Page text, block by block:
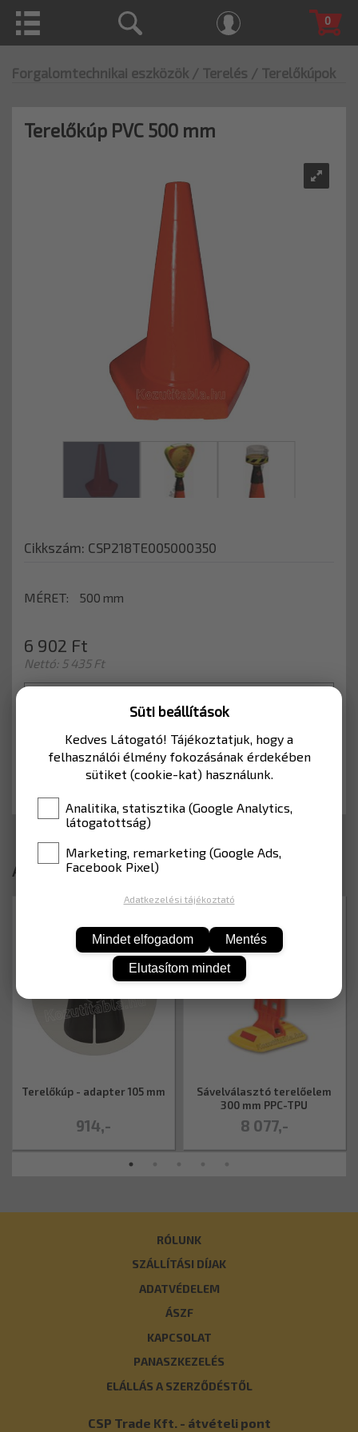
0
Forgalomtechnikai eszközök / Terelés / Terelőkúpok
Terelőkúp PVC 500 mm
Cikkszám: CSP218TE005000350
MÉRET 500 mm
6 902 Ft
Nettó: 5 435 Ft
KOSÁRBA
Ajánlott termékek
914,-
Terelőkúp - adapter 105 mm
8 077,-
Sávelválasztó terelőelem
300 mm PPC-TPU
RÓLUNK
SZÁLLÍTÁSI DÍJAK
ADATVÉDELEM
ÁSZF
KAPCSOLAT
PANASZKEZELÉS
ELÁLLÁS A SZERZŐDÉSTŐL
CSP Trade Kft. - átvételi pont
Süti beállítások
Kedves Látogató! Tájékoztatjuk, hogy a
felhasználói élmény fokozásának érdekében
sütiket (cookie-kat) használunk.
Analitika, statisztika (Google Analytics,
látogatottság)
Marketing, remarketing (Google Ads,
Facebook Pixel)
Adatkezelési tájékoztató
Mindet elfogadom Mentés
Elutasítom mindet